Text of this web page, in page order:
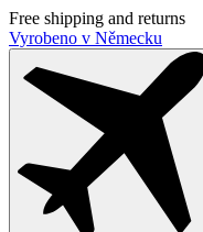
Free shipping and returns
Vyrobeno v Německu